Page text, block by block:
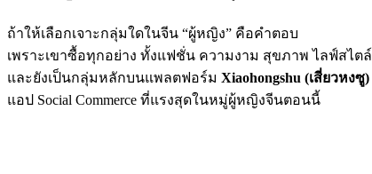
ถ้าให้เลือกเจาะกลุ่มใดในจีน “ผู้หญิง” คือคำตอบ
เพราะเขาซื้อทุกอย่าง ทั้งแฟชั่น ความงาม สุขภาพ ไลฟ์สไตล์
และยังเป็นกลุ่มหลักบนแพลตฟอร์ม Xiaohongshu (เสี่ยวหงซู)
แอป Social Commerce ที่แรงสุดในหมู่ผู้หญิงจีนตอนนี้